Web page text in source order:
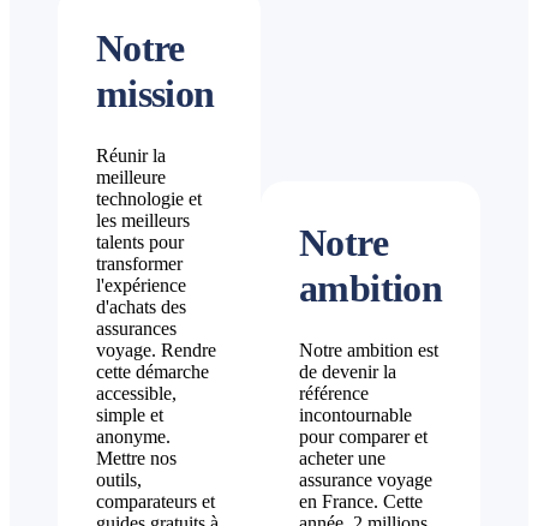
Notre
mission
Réunir la
meilleure
technologie et
les meilleurs
talents pour
transformer
l'expérience
d'achats des
assurances
voyage. Rendre
cette démarche
accessible,
simple et
anonyme.
Mettre nos
outils,
comparateurs et
Notre
ambition
Notre ambition est
de devenir la
référence
incontournable
pour comparer et
acheter une
assurance voyage
en France. Cette